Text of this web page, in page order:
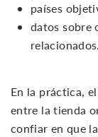
países
datos sobre
relacionados.
En la práctica,
entre la tienda
confiar en que